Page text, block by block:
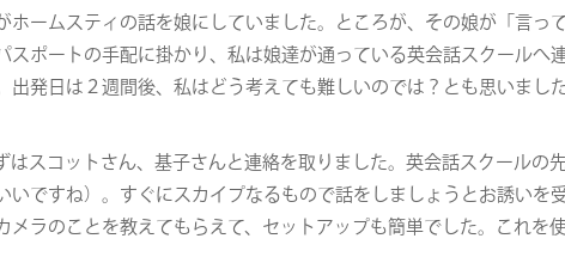
ームスティの話を娘にしていました。ところが、その娘が「言っ
ポートの手配に掛かり、私は娘達が通っている英会話スクールへ
発日は２週間後、私はどう考えても難しいのでは？とも思いまし
スコットさん、基子さんと連絡を取りました。英会話スクールの
いですね）。すぐにスカイプなるもので話をしましょうとお誘い
ラのことを教えてもらえて、セットアップも簡単でした。これを